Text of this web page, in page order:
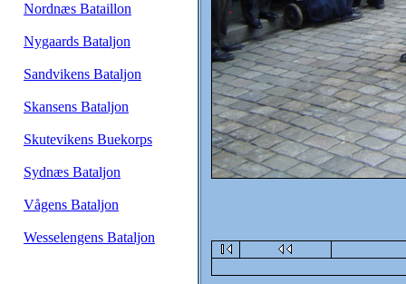
Nordnæs Bataillon
Nygaards Bataljon
Sandvikens Bataljon
Skansens Bataljon
Skutevikens Buekorps
Sydnæs Bataljon
Vågens Bataljon
Wesselengens Bataljon